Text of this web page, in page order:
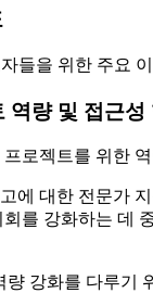
들을 위한 주요
역량 및 접근성
로젝트를 위한
에 대한 전문가
를 강화하는 데
강화를 다루기